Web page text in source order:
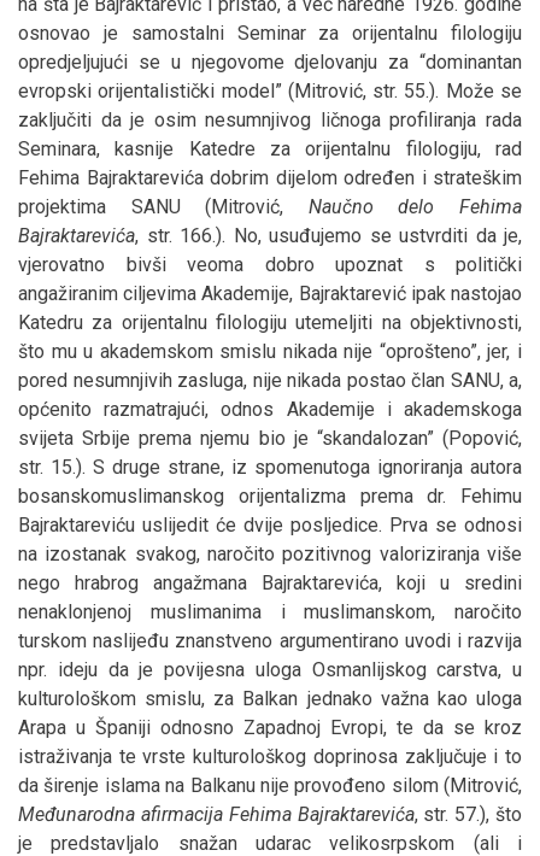
osnovao je samostalni Seminar za orijentalnu filologiju
opredjeljujući se u njegovome djelovanju za “dominantan
evropski orijentalistički model” (Mitrović, str. 55.). Može se
zaključiti da je osim nesumnjivog ličnoga profiliranja rada
Seminara, kasnije Katedre za orijentalnu filologiju, rad
Fehima Bajraktarevića dobrim dijelom određen i strateškim
projektima SANU (Mitrović, Naučno delo Fehima
Bajraktarevića, str. 166.). No, usuđujemo se ustvrditi da je,
vjerovatno bivši veoma dobro upoznat s politički
angažiranim ciljevima Akademije, Bajraktarević ipak nastojao
Katedru za orijentalnu filologiju utemeljiti na objektivnosti,
što mu u akademskom smislu nikada nije “oprošteno”, jer, i
pored nesumnjivih zasluga, nije nikada postao član SANU, a,
općenito razmatrajući, odnos Akademije i akademskoga
svijeta Srbije prema njemu bio je “skandalozan” (Popović,
str. 15.). S druge strane, iz spomenutoga ignoriranja autora
bosanskomuslimanskog orijentalizma prema dr. Fehimu
Bajraktareviću uslijedit će dvije posljedice. Prva se odnosi
na izostanak svakog, naročito pozitivnog valoriziranja više
nego hrabrog angažmana Bajraktarevića, koji u sredini
nenaklonjenoj muslimanima i muslimanskom, naročito
turskom naslijeđu znanstveno argumentirano uvodi i razvija
npr. ideju da je povijesna uloga Osmanlijskog carstva, u
kulturološkom smislu, za Balkan jednako važna kao uloga
Arapa u Španiji odnosno Zapadnoj Evropi, te da se kroz
istraživanja te vrste kulturološkog doprinosa zaključuje i to
da širenje islama na Balkanu nije provođeno silom (Mitrović,
Međunarodna afirmacija Fehima Bajraktarevića, str. 57.), što
je predstavljalo snažan udarac velikosrpskom (ali i